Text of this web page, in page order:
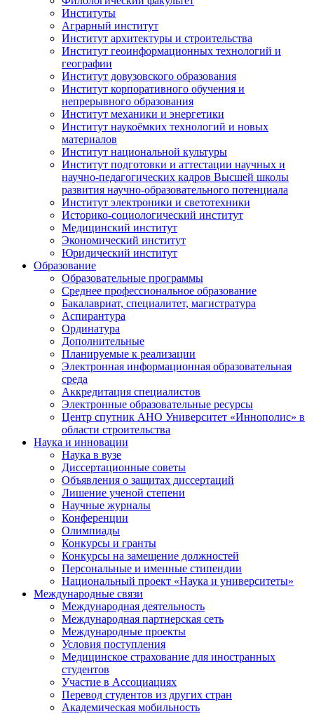
Институты
Аграрный институт
Институт архитектуры и строительства
Институт геоинформационных технологий и
географии
Институт довузовского образования
Институт корпоративного обучения и
непрерывного образования
Институт механики и энергетики
Институт наукоёмких технологий и новых
материалов
Институт национальной культуры
Институт подготовки и аттестации научных и
научно-педагогических кадров Высшей школы
развития научно-образовательного потенциала
Институт электроники и светотехники
Историко-социологический институт
Медицинский институт
Экономический институт
Юридический институт
Образование
Образовательные программы
Среднее профессиональное образование
Бакалавриат, специалитет, магистратура
Аспирантура
Ординатура
Дополнительные
Планируемые к реализации
Электронная информационная образовательная
среда
Аккредитация специалистов
Электронные образовательные ресурсы
Центр спутник АНО Университет «Иннополис» в
области строительства
Наука и инновации
Наука в вузе
Диссертационные советы
Объявления о защитах диссертаций
Лишение ученой степени
Научные журналы
Конференции
Олимпиады
Конкурсы и гранты
Конкурсы на замещение должностей
Персональные и именные стипендии
Национальный проект «Наука и университеты»
Международные связи
Международная деятельность
Международная партнерская сеть
Международные проекты
Условия поступления
Медицинское страхование для иностранных
студентов
Участие в Ассоциациях
Перевод студентов из других стран
Академическая мобильность